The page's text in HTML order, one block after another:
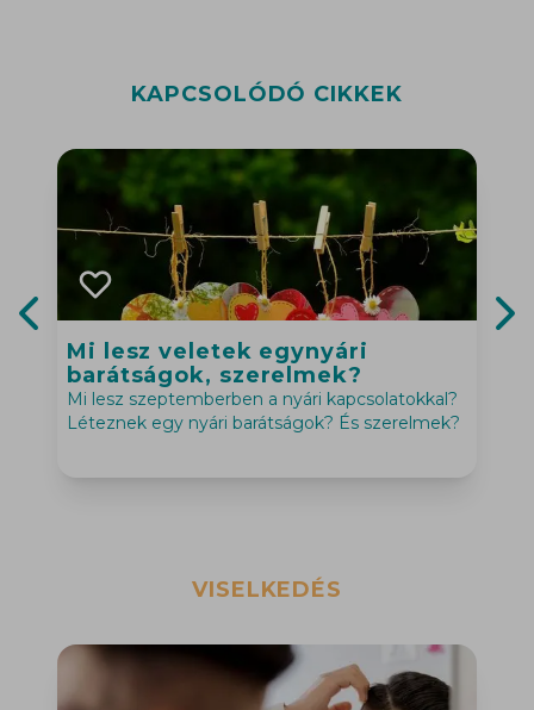
KAPCSOLÓDÓ CIKKEK
Mi lesz veletek egynyári
barátságok, szerelmek?
Mi lesz szeptemberben a nyári kapcsolatokkal?
Léteznek egy nyári barátságok? És szerelmek?
Previous slide
VISELKEDÉS